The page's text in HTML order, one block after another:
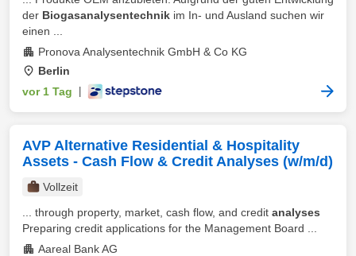
der Biogasanalysentechnik im In- und Ausland suchen wir
einen ...
Pronova Analysentechnik GmbH & Co KG
Berlin
vor 1 Tag
AVP Alternative Residential & Hospitality
Assets - Cash Flow & Credit Analyses (w/m/d)
Vollzeit
... through property, market, cash flow, and credit analyses
Preparing credit applications for the Management Board ...
Aareal Bank AG